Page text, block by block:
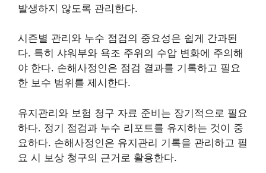
발생하지 않도록 관리한다.
시즌별 관리와 누수 점검의 중요성은 쉽게 간과된
다. 특히 샤워부와 욕조 주위의 수압 변화에 주의해
야 한다. 손해사정인은 점검 결과를 기록하고 필요
한 보수 범위를 제시한다.
유지관리와 보험 청구 자료 준비는 장기적으로 필요
하다. 정기 점검과 누수 리포트를 유지하는 것이 중
요하다. 손해사정인은 유지관리 기록을 관리하고 필
요 시 보상 청구의 근거로 활용한다.